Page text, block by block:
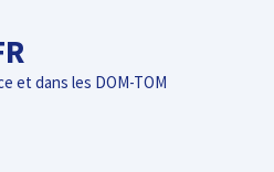
et dans les DOM-TOM